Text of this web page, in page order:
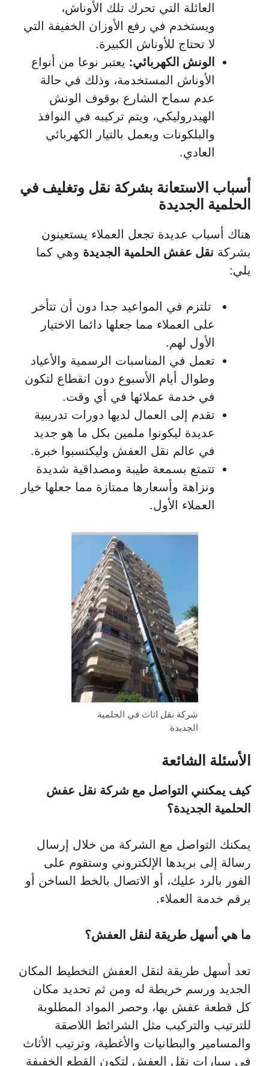
العائلة التي تحرك تلك الأوناش،
ويستخدم في رفع الأوزان الخفيفة التي
لا تحتاج للأوناش الكبيرة.
الونش الكهربائي: يعتبر نوعا من أنواع
الأوناش المستخدمة، وذلك في حالة
عدم سماح الشارع بوقوف الونش
الهيدروليكي، ويتم تركيبه في النوافذ
والبلكونات ويعمل بالتيار الكهربائي
العادي.
أسباب الاستعانة بشركة نقل وتغليف في
الحلمية الجديدة
هناك أسباب عديدة تجعل العملاء يستعينون
بشركة نقل عفش الحلمية الجديدة وهي كما
يلي:
تلتزم في المواعيد جدا دون أن تتأخر
على العملاء مما جعلها دائما الاختيار
الأول لهم.
تعمل في المناسبات الرسمية والأعياد
وطوال أيام الأسبوع دون انقطاع لتكون
في خدمة عملائها في أي وقت.
تقدم إلى العمال لديها دورات تدريبية
عديدة ليكونوا ملمين بكل ما هو جديد
في عالم نقل العفش وليكتسبوا خبرة.
تتمتع بسمعة طيبة ومصداقية شديدة
ونزاهة وأسعارها ممتازة مما جعلها خيار
العملاء الأول.
شركة نقل اثاث في الحلمية
الجديدة
الأسئلة الشائعة
كيف يمكنني التواصل مع شركة نقل عفش
الحلمية الجديدة؟
يمكنك التواصل مع الشركة من خلال إرسال
رسالة إلى بريدها الإلكتروني وستقوم على
الفور بالرد عليك، أو الاتصال بالخط الساخن أو
برقم خدمة العملاء.
ما هي أسهل طريقة لنقل العفش؟
تعد أسهل طريقة لنقل العفش التخطيط المكان
الجديد ورسم خريطة له ومن ثم تحديد مكان
كل قطعة عفش بها، وحصر المواد المطلوبة
للترتيب والتركيب مثل الشرائط اللاصقة
والمسامير والبطانيات والأغطية، وترتيب الأثاث
في سيارات نقل العفش لتكون القطع الخفيفة